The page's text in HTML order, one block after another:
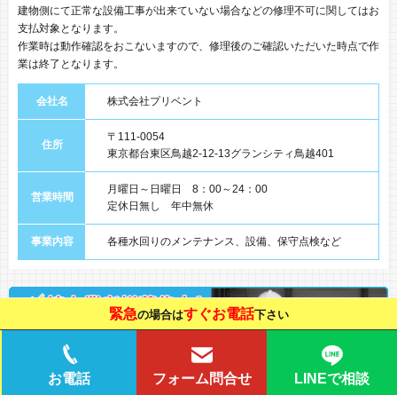
建物側にて正常な設備工事が出来ていない場合などの修理不可に関してはお
支払対象となります。
作業時は動作確認をおこないますので、修理後のご確認いただいた時点で作
業は終了となります。
会社名 株式会社プリベント
住所
〒111-0054
東京都台東区鳥越2-12-13グランシティ鳥越401
営業時間
月曜日～日曜日 8：00～24：00
定休日無し 年中無休
事業内容 各種水回りのメンテナンス、設備、保守点検など
緊急の場合はすぐお電話下さい
お電話 フォーム問合せ LINEで相談